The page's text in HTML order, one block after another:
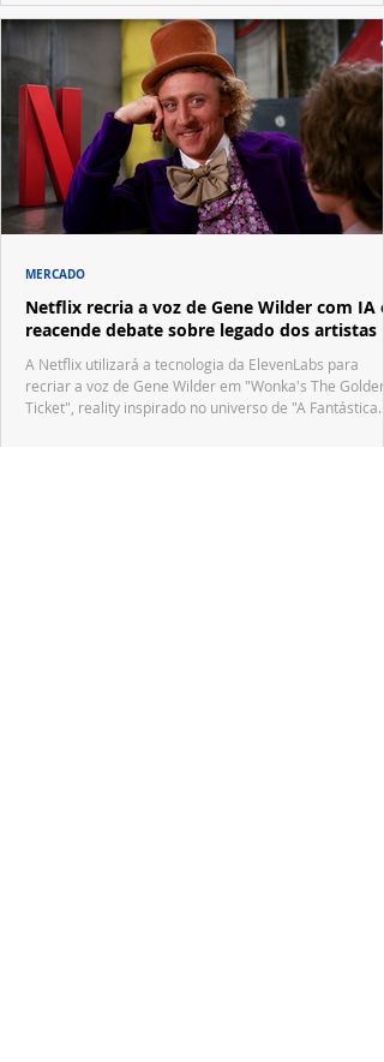
Netflix recria a voz de Gene Wilder com IA e
reacende debate sobre legado dos artistas
A Netflix utilizará a tecnologia da ElevenLabs para
recriar a voz de Gene Wilder em "Wonka's The Golden
Ticket", reality inspirado no universo de "A Fantástica
MERCADO